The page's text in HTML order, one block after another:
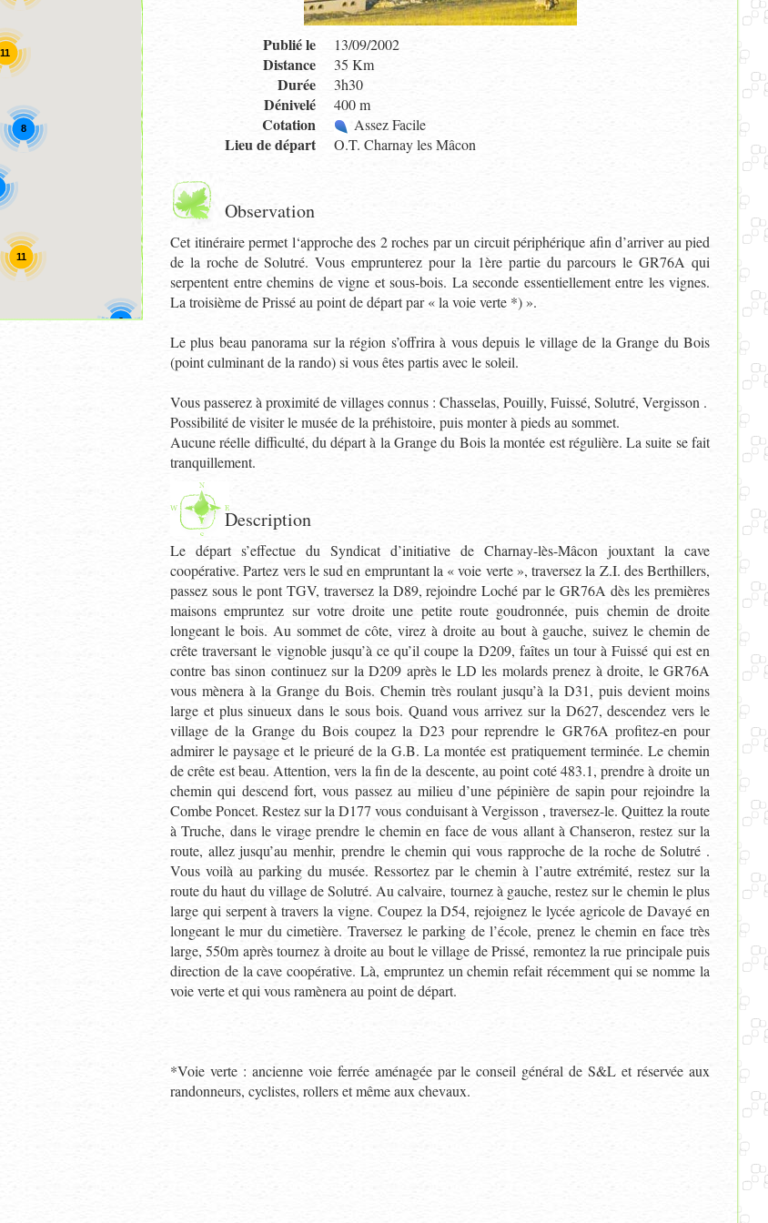
11
11
2
8
Publié le 13/09/2002
Distance 35 Km
Durée 3h30
Dénivelé 400 m
Cotation Assez Facile
Lieu de départ O.T. Charnay les Mâcon
Observation
Cet itinéraire permet l‘approche des 2 roches par un circuit périphérique afin d’arriver au pied
de la roche de Solutré. Vous emprunterez pour la 1ère partie du parcours le GR76A qui
serpentent entre chemins de vigne et sous-bois. La seconde essentiellement entre les vignes.
La troisième de Prissé au point de départ par « la voie verte *) ».
Le plus beau panorama sur la région s’offrira à vous depuis le village de la Grange du Bois
(point culminant de la rando) si vous êtes partis avec le soleil.
Vous passerez à proximité de villages connus : Chasselas, Pouilly, Fuissé, Solutré, Vergisson .
Possibilité de visiter le musée de la préhistoire, puis monter à pieds au sommet.
Aucune réelle difficulté, du départ à la Grange du Bois la montée est régulière. La suite se fait
tranquillement.
Description
Le départ s’effectue du Syndicat d’initiative de Charnay-lès-Mâcon jouxtant la cave
coopérative. Partez vers le sud en empruntant la « voie verte », traversez la Z.I. des Berthillers,
passez sous le pont TGV, traversez la D89, rejoindre Loché par le GR76A dès les premières
maisons empruntez sur votre droite une petite route goudronnée, puis chemin de droite
longeant le bois. Au sommet de côte, virez à droite au bout à gauche, suivez le chemin de
crête traversant le vignoble jusqu’à ce qu’il coupe la D209, faîtes un tour à Fuissé qui est en
contre bas sinon continuez sur la D209 après le LD les molards prenez à droite, le GR76A
vous mènera à la Grange du Bois. Chemin très roulant jusqu’à la D31, puis devient moins
large et plus sinueux dans le sous bois. Quand vous arrivez sur la D627, descendez vers le
village de la Grange du Bois coupez la D23 pour reprendre le GR76A profitez-en pour
admirer le paysage et le prieuré de la G.B. La montée est pratiquement terminée. Le chemin
de crête est beau. Attention, vers la fin de la descente, au point coté 483.1, prendre à droite un
chemin qui descend fort, vous passez au milieu d’une pépinière de sapin pour rejoindre la
Combe Poncet. Restez sur la D177 vous conduisant à Vergisson , traversez-le. Quittez la route
à Truche, dans le virage prendre le chemin en face de vous allant à Chanseron, restez sur la
route, allez jusqu’au menhir, prendre le chemin qui vous rapproche de la roche de Solutré .
Vous voilà au parking du musée. Ressortez par le chemin à l’autre extrémité, restez sur la
route du haut du village de Solutré. Au calvaire, tournez à gauche, restez sur le chemin le plus
large qui serpent à travers la vigne. Coupez la D54, rejoignez le lycée agricole de Davayé en
longeant le mur du cimetière. Traversez le parking de l’école, prenez le chemin en face très
large, 550m après tournez à droite au bout le village de Prissé, remontez la rue principale puis
direction de la cave coopérative. Là, empruntez un chemin refait récemment qui se nomme la
voie verte et qui vous ramènera au point de départ.
*Voie verte : ancienne voie ferrée aménagée par le conseil général de S&L et réservée aux
randonneurs, cyclistes, rollers et même aux chevaux.